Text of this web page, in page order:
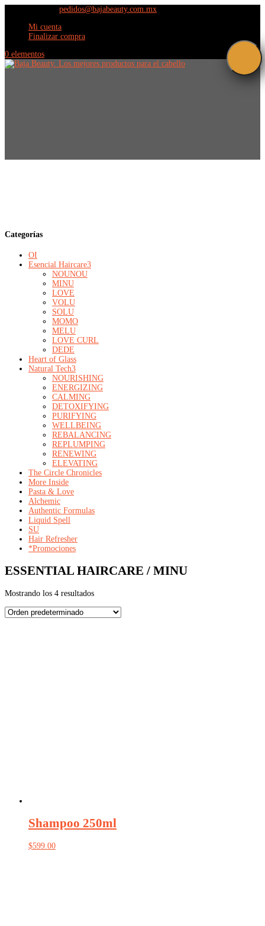
pedidos@bajabeauty.com.mx
Mi cuenta
Finalizar compra
0 elementos
Categorías
OI
Esencial Haircare3
NOUNOU
MINU
LOVE
VOLU
SOLU
MOMO
MELU
LOVE CURL
DEDE
Heart of Glass
Natural Tech3
NOURISHING
ENERGIZING
CALMING
DETOXIFYING
PURIFYING
WELLBEING
REBALANCING
REPLUMPING
RENEWING
ELEVATING
The Circle Chronicles
More Inside
Pasta & Love
Alchemic
Authentic Formulas
Liquid Spell
SU
Hair Refresher
*Promociones
ESSENTIAL HAIRCARE / MINU
Mostrando los 4 resultados
Shampoo 250ml
$599.00